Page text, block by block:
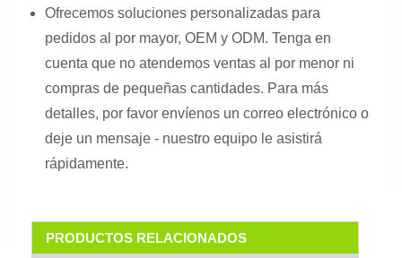
Ofrecemos soluciones personalizadas para
pedidos al por mayor, OEM y ODM. Tenga en
cuenta que no atendemos ventas al por menor ni
compras de pequeñas cantidades. Para más
detalles, por favor envíenos un correo electrónico o
deje un mensaje - nuestro equipo le asistirá
rápidamente.
PRODUCTOS RELACIONADOS